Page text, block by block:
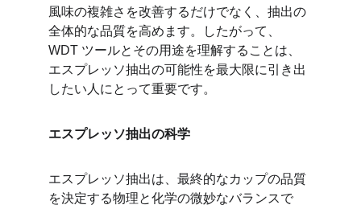
風味の複雑さを改善するだけでなく、抽出の
全体的な品質を高めます。したがって、
WDT ツールとその用途を理解することは、
エスプレッソ抽出の可能性を最大限に引き出
したい人にとって重要です。
エスプレッソ抽出の科学
エスプレッソ抽出は、最終的なカップの品質
を決定する物理と化学の微妙なバランスで